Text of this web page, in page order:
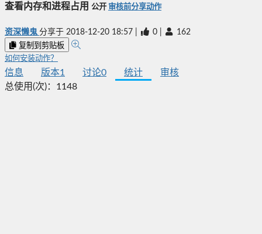
查看内存和进程占用 公开 审核前分享动作
资深懒鬼 分享于 2018-12-20 18:57 0 162
复制到剪贴板
如何安装动作？
信息 版本1 讨论0 统计
审核
总使用(次)： 1148